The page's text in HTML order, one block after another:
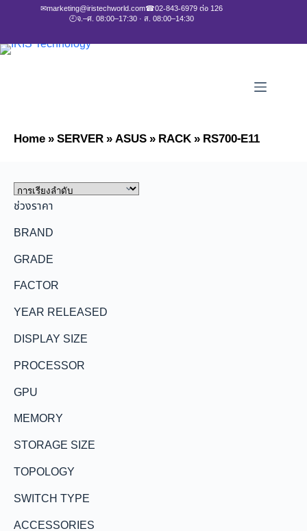
✉marketing@iristechworld.com☎02-843-6979 ต่อ 126
🕘จ.–ศ. 08:00–17:30 · ส. 08:00–14:30
Home»SERVER»ASUS»RACK»RS700-E11
ช่วงราคา
BRAND
GRADE
FACTOR
YEAR RELEASED
DISPLAY SIZE
PROCESSOR
GPU
MEMORY
STORAGE SIZE
TOPOLOGY
SWITCH TYPE
ACCESSORIES